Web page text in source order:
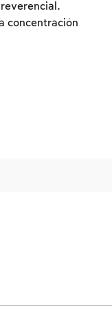
concentración